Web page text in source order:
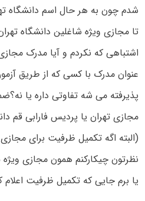
شدم چون به هر حال اسم دانشگاه
تا مجازی ویژه شاغلین دانشگاه
اشتباهی که نکردم و آیا مدرک
عنوان مدرک با کسی که از طریق
پذیرفته می شه تفاوتی داره یا
مجازی تهران یا پردیس فارابی قم
(البته اگه تکمیل ظرفیت برای
نظرتون چیکارکنم همون مجازی ویژه
یا برم جایی که تکمیل ظرفیت اعلام